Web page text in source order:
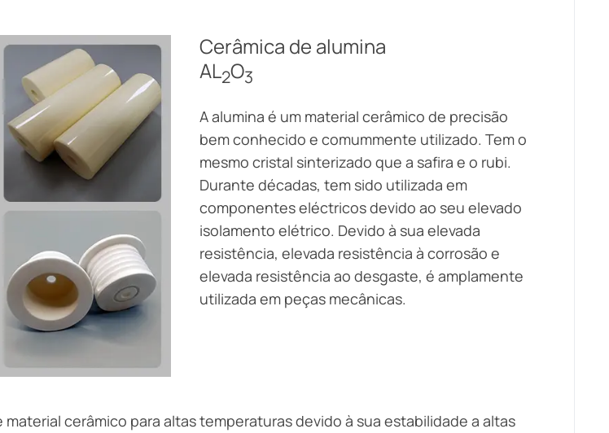
Cerâmica de alumina
AL2O3
A alumina é um material cerâmico de precisão
bem conhecido e comummente utilizado. Tem o
mesmo cristal sinterizado que a safira e o rubi.
Durante décadas, tem sido utilizada em
componentes eléctricos devido ao seu elevado
isolamento elétrico. Devido à sua elevada
resistência, elevada resistência à corrosão e
elevada resistência ao desgaste, é amplamente
utilizada em peças mecânicas.
cerâmico para altas temperaturas devido à sua estabilidade a altas